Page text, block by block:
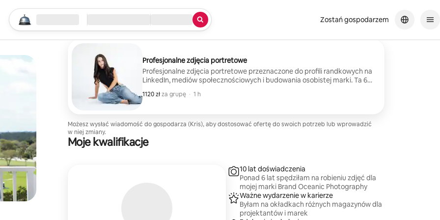
Rozpocznij wyszukiwanie
Lokalizacja Zameldowanie/wymeldowanie
Rodzaj usługi Zostań gospodarzem
Profesjonalne zdjęcia portretowe
Profesjonalne zdjęcia portretowe przeznaczone do profili randkowych na
LinkedIn, mediów społecznościowych i budowania osobistej marki. Ta 60-
pewnych siebie portretach w luźnej atmosferze. Udzielam wskazówek
jest więc wymagane. Otrzymasz profesjonalnie edytowane zdjęcia
w wysokiej rozdzielczości, które zostaną udostępnione w prywatnej
profilach lub platformach społecznościowych.
1120 zł za grupę
1120 zł za grupę
, · 1 h
Możesz wysłać wiadomość do gospodarza (Kris), aby dostosować ofertę do swoich potrzeb lub wprowadzić
w niej zmiany.
Moje kwalifikacje
10 lat doświadczenia
Ponad 6 lat spędziłam na robieniu zdjęć dla
mojej marki Brand Oceanic Photography
Ważne wydarzenie w karierze
Byłam na okładkach różnych magazynów dla
projektantów i marek